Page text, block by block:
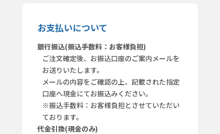
お支払いについて
銀行振込(振込手数料：お客様負担)
ご注文確定後、お振込口座のご案内メールを
お送りいたします。
メールの内容をご確認の上、記載された指定
口座へ現金にてお振込みください。
※振込手数料：お客様負担とさせていただい
ております。
代金引換(現金のみ)